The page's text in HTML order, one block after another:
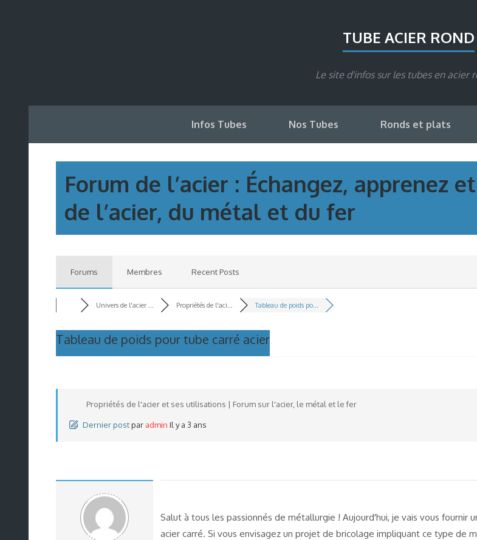
TUBE ACIER ROND
Le site d'infos sur les tubes en acier
Infos Tubes Nos Tubes Ronds et plats
Forum de l’acier : Échangez, apprenez
de l’acier, du métal et du fer
Forums Membres Recent Posts
Univers de l'acier ... Propriétés de l'aci... Tableau de poids po...
Tableau de poids pour tube carré acier
Propriétés de l'acier et ses utilisations | Forum sur l'acier, le métal et le fer
Dernier postpar admin Il y a 3 ans
Salut à tous les passionnés de métallurgie ! Aujourd'hui, je vais vous
acier carré. Si vous envisagez un projet de bricolage impliquant ce type de